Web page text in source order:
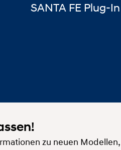
SANTA FE Plug-In
zu neuen Modellen,